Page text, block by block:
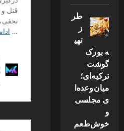
طر
ز
تهی
ه بورک
گوشت
ترکیه‌ای؛
میان‌وعده‌ا
ی مجلسی
و
خوش‌طعم